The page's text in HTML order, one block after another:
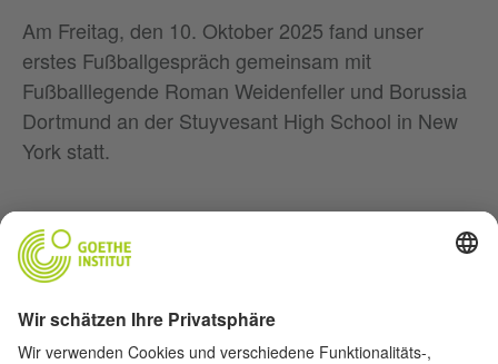
Am Freitag, den 10. Oktober 2025 fand unser
erstes Fußballgespräch gemeinsam mit
Fußballlegende Roman Weidenfeller und Borussia
Dortmund an der Stuyvesant High School in New
York statt.